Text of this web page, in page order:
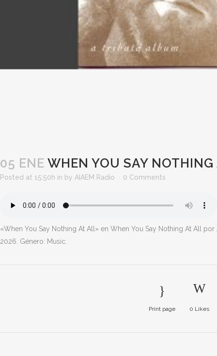
05 ENE WHEN YOU SAY
Posted at 15:50h in by AIAEM Radio 0 Comments
«When You Say Nothing At All» en When You Say Nothing At All
2026. Género: Music.
Print page 0 Likes